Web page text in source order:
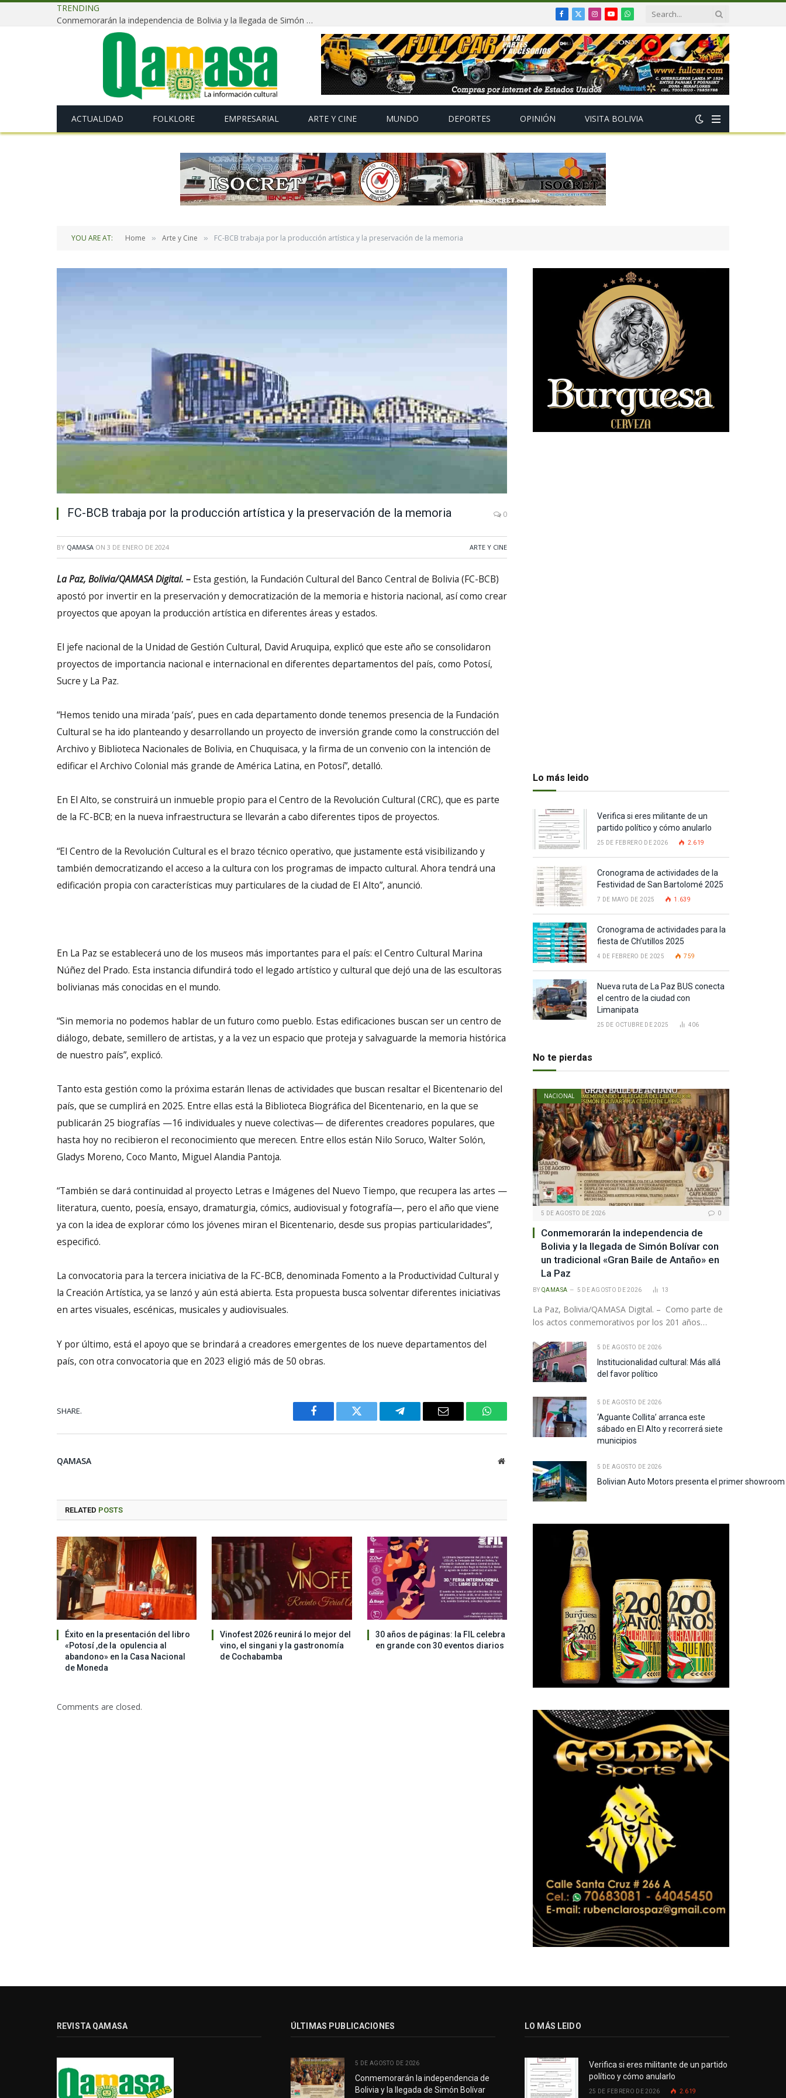
TRENDING
Conmemorarán la independencia de Bolivia y la llegada de Simón Bolívar con un tradicional «Gran Baile de Antaño» en La Paz
Facebook
X
(Twitter)
Instagram
YouTubeWhatsApp
ACTUALIDAD FOLKLORE EMPRESARIAL ARTE Y CINE MUNDO DEPORTES OPINIÓN VISITA BOLIVIA
YOU ARE AT: Home » Arte y Cine » FC-BCB trabaja por la producción artística y la preservación de la memoria
FC-BCB trabaja por la producción artística y la preservación de la memoria 0
BY QAMASA ON 3 DE ENERO DE 2024 ARTE Y CINE
La Paz, Bolivia/QAMASA Digital. – Esta gestión, la Fundación Cultural del Banco Central de Bolivia (FC-BCB)
apostó por invertir en la preservación y democratización de la memoria e historia nacional, así como crear
proyectos que apoyan la producción artística en diferentes áreas y estados.
El jefe nacional de la Unidad de Gestión Cultural, David Aruquipa, explicó que este año se consolidaron
proyectos de importancia nacional e internacional en diferentes departamentos del país, como Potosí,
Sucre y La Paz.
“Hemos tenido una mirada ‘país’, pues en cada departamento donde tenemos presencia de la Fundación
Cultural se ha ido planteando y desarrollando un proyecto de inversión grande como la construcción del
Archivo y Biblioteca Nacionales de Bolivia, en Chuquisaca, y la firma de un convenio con la intención de
edificar el Archivo Colonial más grande de América Latina, en Potosí”, detalló.
En El Alto, se construirá un inmueble propio para el Centro de la Revolución Cultural (CRC), que es parte
de la FC-BCB; en la nueva infraestructura se llevarán a cabo diferentes tipos de proyectos.
“El Centro de la Revolución Cultural es el brazo técnico operativo, que justamente está visibilizando y
también democratizando el acceso a la cultura con los programas de impacto cultural. Ahora tendrá una
edificación propia con características muy particulares de la ciudad de El Alto”, anunció.
En La Paz se establecerá uno de los museos más importantes para el país: el Centro Cultural Marina
Núñez del Prado. Esta instancia difundirá todo el legado artístico y cultural que dejó una de las escultoras
bolivianas más conocidas en el mundo.
“Sin memoria no podemos hablar de un futuro como pueblo. Estas edificaciones buscan ser un centro de
diálogo, debate, semillero de artistas, y a la vez un espacio que proteja y salvaguarde la memoria histórica
de nuestro país”, explicó.
Tanto esta gestión como la próxima estarán llenas de actividades que buscan resaltar el Bicentenario del
país, que se cumplirá en 2025. Entre ellas está la Biblioteca Biográfica del Bicentenario, en la que se
publicarán 25 biografías —16 individuales y nueve colectivas— de diferentes creadores populares, que
hasta hoy no recibieron el reconocimiento que merecen. Entre ellos están Nilo Soruco, Walter Solón,
Gladys Moreno, Coco Manto, Miguel Alandia Pantoja.
“También se dará continuidad al proyecto Letras e Imágenes del Nuevo Tiempo, que recupera las artes —
literatura, cuento, poesía, ensayo, dramaturgia, cómics, audiovisual y fotografía—, pero el año que viene
ya con la idea de explorar cómo los jóvenes miran el Bicentenario, desde sus propias particularidades”,
especificó.
La convocatoria para la tercera iniciativa de la FC-BCB, denominada Fomento a la Productividad Cultural y
la Creación Artística, ya se lanzó y aún está abierta. Esta propuesta busca solventar diferentes iniciativas
en artes visuales, escénicas, musicales y audiovisuales.
Y por último, está el apoyo que se brindará a creadores emergentes de los nueve departamentos del
país, con otra convocatoria que en 2023 eligió más de 50 obras.
SHARE.
Facebook Twitter Telegram Email WhatsApp
QAMASA Website
RELATED POSTS
Éxito en la presentación del libro
«Potosí ,de la opulencia al
abandono» en la Casa Nacional
de Moneda
Vinofest 2026 reunirá lo mejor del
vino, el singani y la gastronomía
de Cochabamba
30 años de páginas: la FIL celebra
en grande con 30 eventos diarios
Comments are closed.
Lo más leido
Verifica si eres militante de un
partido político y cómo anularlo
25 DE FEBRERO DE 2026 2.619
Cronograma de actividades de la
Festividad de San Bartolomé 2025
7 DE MAYO DE 2025 1.639
Cronograma de actividades para la
fiesta de Ch’utillos 2025
4 DE FEBRERO DE 2025 759
Nueva ruta de La Paz BUS conecta
el centro de la ciudad con
Limanipata
25 DE OCTUBRE DE 2025 406
No te pierdas
NACIONAL
5 DE AGOSTO DE 2026 0
Conmemorarán la independencia de
Bolivia y la llegada de Simón Bolívar con
un tradicional «Gran Baile de Antaño» en
La Paz
BY QAMASA 5 DE AGOSTO DE 2026 13
La Paz, Bolivia/QAMASA Digital. – Como parte de
los actos conmemorativos por los 201 años…
5 DE AGOSTO DE 2026
Institucionalidad cultural: Más allá
del favor político
5 DE AGOSTO DE 2026
‘Aguante Collita’ arranca este
sábado en El Alto y recorrerá siete
municipios
5 DE AGOSTO DE 2026
Bolivian Auto Motors presenta el primer
REVISTA QAMASA ÚLTIMAS PUBLICACIONES
5 DE AGOSTO DE 2026
Conmemorarán la independencia de
Bolivia y la llegada de Simón Bolívar
LO MÁS LEIDO
Verifica si eres militante de un partido
político y cómo anularlo
25 DE FEBRERO DE 2026 2.619